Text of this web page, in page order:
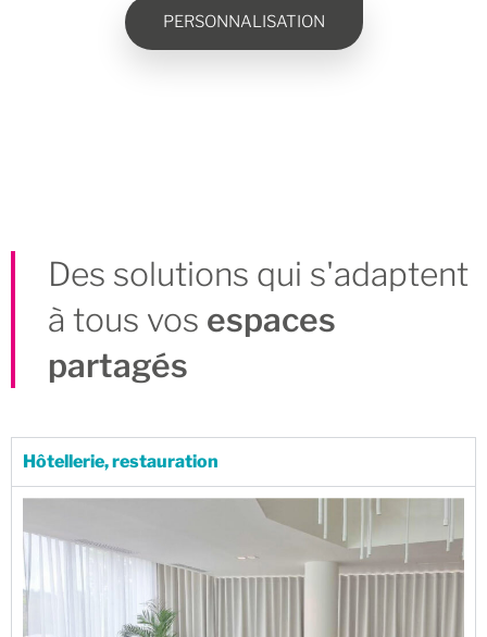
PERSONNALISATION
Des solutions qui s'adaptent
à tous vos espaces
partagés
Hôtellerie, restauration